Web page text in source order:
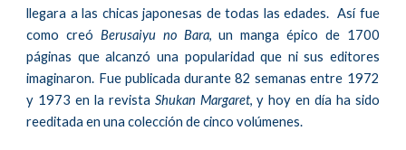
llegara a las chicas japonesas de todas las edades. Así fue
como creó Berusaiyu no Bara, un manga épico de 1700
páginas que alcanzó una popularidad que ni sus editores
imaginaron. Fue publicada durante 82 semanas entre 1972
y 1973 en la revista Shukan Margaret, y hoy en día ha sido
reeditada en una colección de cinco volúmenes.